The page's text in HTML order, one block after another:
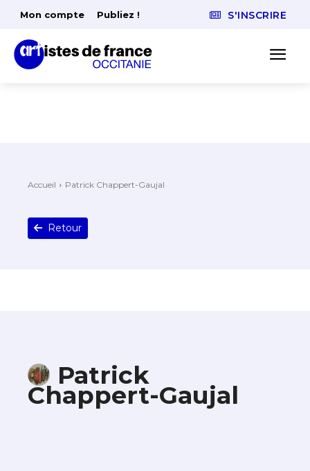
Mon compte Publiez ! S'INSCRIRE
Accueil Patrick Chappert-Gaujal
Retour
Patrick
Chappert-Gaujal